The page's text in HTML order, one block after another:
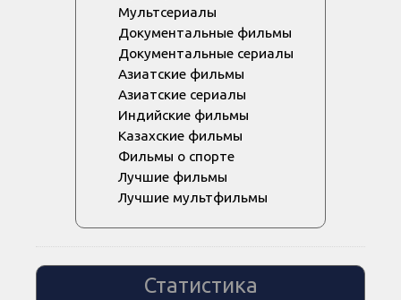
Мультсериалы
Документальные фильмы
Документальные сериалы
Азиатские фильмы
Азиатские сериалы
Индийские фильмы
Казахские фильмы
Фильмы о спорте
Лучшие фильмы
Лучшие мультфильмы
Статистика